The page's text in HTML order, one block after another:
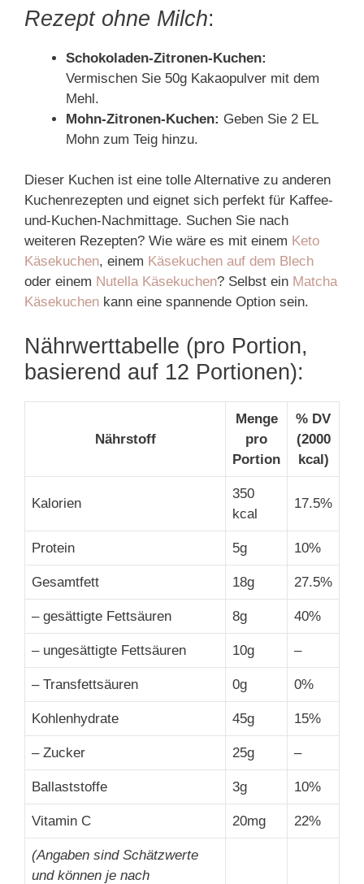
Rezept ohne Milch:
Schokoladen-Zitronen-Kuchen:
Vermischen Sie 50g Kakaopulver mit dem
Mehl.
Mohn-Zitronen-Kuchen: Geben Sie 2 EL
Mohn zum Teig hinzu.
Dieser Kuchen ist eine tolle Alternative zu anderen
Kuchenrezepten und eignet sich perfekt für Kaffee-
und-Kuchen-Nachmittage. Suchen Sie nach
weiteren Rezepten? Wie wäre es mit einem Keto
Käsekuchen, einem Käsekuchen auf dem Blech
oder einem Nutella Käsekuchen? Selbst ein Matcha
Käsekuchen kann eine spannende Option sein.
Nährwerttabelle (pro Portion,
basierend auf 12 Portionen):
Nährstoff
Menge
pro
Portion
% DV
(2000
kcal)
Kalorien
350
kcal
17.5%
Protein 5g 10%
Gesamtfett 18g 27.5%
– gesättigte Fettsäuren 8g 40%
– ungesättigte Fettsäuren 10g –
– Transfettsäuren 0g 0%
Kohlenhydrate 45g 15%
– Zucker 25g –
Ballaststoffe 3g 10%
Vitamin C 20mg 22%
(Angaben sind Schätzwerte
und können je nach